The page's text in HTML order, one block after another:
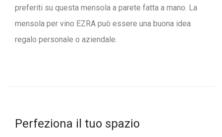
preferiti su questa mensola a parete fatta a mano. La
mensola per vino EZRA può essere una buona idea
regalo personale o aziendale.
Perfeziona il tuo spazio